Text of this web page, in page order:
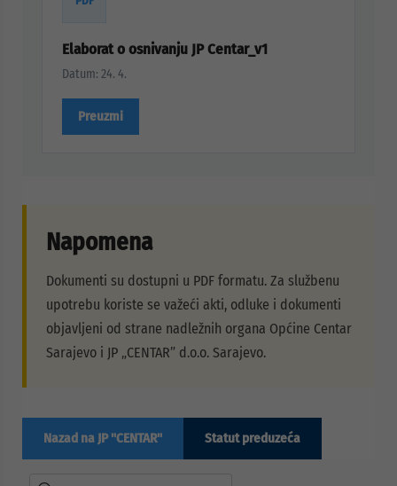
Elaborat o osnivanju JP Centar_v1
Datum: 24. 4.
Preuzmi
Napomena
Dokumenti su dostupni u PDF formatu. Za službenu
upotrebu koriste se važeći akti, odluke i dokumenti
objavljeni od strane nadležnih organa Općine Centar
Sarajevo i JP „CENTAR” d.o.o. Sarajevo.
Nazad na JP "CENTAR" Statut preduzeća